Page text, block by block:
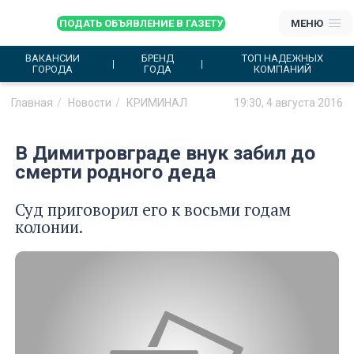
ПОДАТЬ ОБЪЯВЛЕНИЕ В ГАЗЕТУ МЕНЮ
ВАКАНСИИ
ГОРОДА
БРЕНД
ГОДА
ТОП НАДЕЖНЫХ
КОМПАНИЙ
Главная Новости КРИМИНАЛ 19:30, 4 августа 2016
В Димитровграде внук забил до
смерти родного деда
Суд приговорил его к восьми годам
колонии.